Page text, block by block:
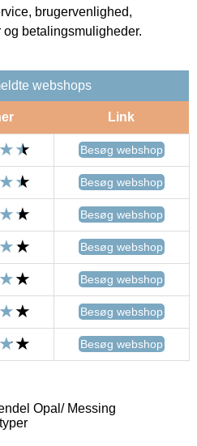
brugervenlighed,
betalingsmuligheder.
webshops
Link
Besøg webshop
Besøg webshop
Besøg webshop
Besøg webshop
Besøg webshop
Besøg webshop
Besøg webshop
Opal/ Messing